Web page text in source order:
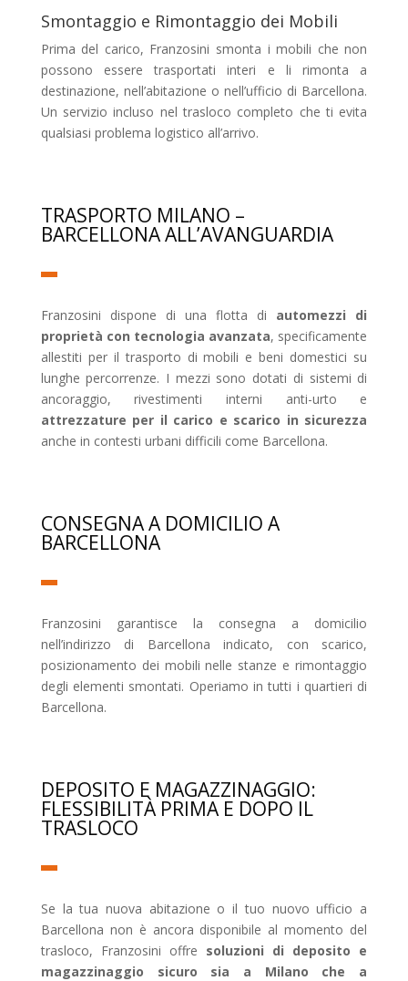
Smontaggio e Rimontaggio dei Mobili
Prima del carico, Franzosini smonta i mobili che non
possono essere trasportati interi e li rimonta a
destinazione, nell’abitazione o nell’ufficio di Barcellona.
Un servizio incluso nel trasloco completo che ti evita
qualsiasi problema logistico all’arrivo.
TRASPORTO MILANO –
BARCELLONA ALL’AVANGUARDIA
Franzosini dispone di una flotta di automezzi di
proprietà con tecnologia avanzata, specificamente
allestiti per il trasporto di mobili e beni domestici su
lunghe percorrenze. I mezzi sono dotati di sistemi di
ancoraggio, rivestimenti interni anti-urto e
attrezzature per il carico e scarico in sicurezza
anche in contesti urbani difficili come Barcellona.
CONSEGNA A DOMICILIO A
BARCELLONA
Franzosini garantisce la consegna a domicilio
nell’indirizzo di Barcellona indicato, con scarico,
posizionamento dei mobili nelle stanze e rimontaggio
degli elementi smontati. Operiamo in tutti i quartieri di
Barcellona.
DEPOSITO E MAGAZZINAGGIO:
FLESSIBILITÀ PRIMA E DOPO IL
TRASLOCO
Se la tua nuova abitazione o il tuo nuovo ufficio a
Barcellona non è ancora disponibile al momento del
trasloco, Franzosini offre soluzioni di deposito e
magazzinaggio sicuro sia a Milano che a